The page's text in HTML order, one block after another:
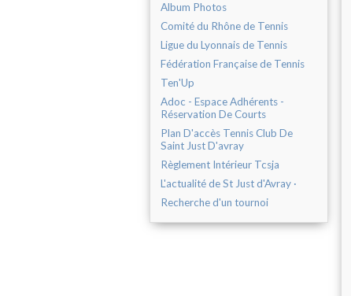
Album Photos
Comité du Rhône de Tennis
Ligue du Lyonnais de Tennis
Fédération Française de Tennis
Ten'Up
Adoc - Espace Adhérents -
Réservation De Courts
Plan D'accès Tennis Club De
Saint Just D'avray
Règlement Intérieur Tcsja
L'actualité de St Just d'Avray ·
Recherche d'un tournoi